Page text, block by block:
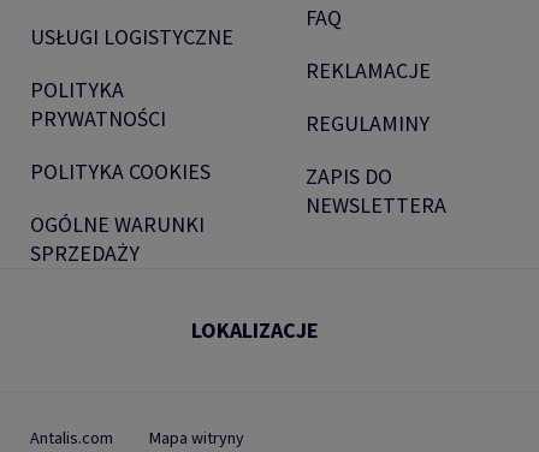
USŁUGI LOGISTYCZNE
POLITYKA
PRYWATNOŚCI
POLITYKA COOKIES
OGÓLNE WARUNKI
SPRZEDAŻY
FAQ
REKLAMACJE
REGULAMINY
ZAPIS DO
NEWSLETTERA
LOKALIZACJE
Antalis.com Mapa witryny